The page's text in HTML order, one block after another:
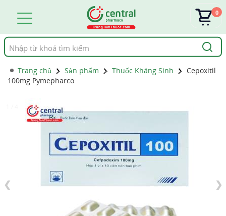
Tìm
kiếm
0
Trang chủ Sản phẩm Thuốc Kháng Sinh
Cepoxitil
100mg Pymepharco
❮ ❯